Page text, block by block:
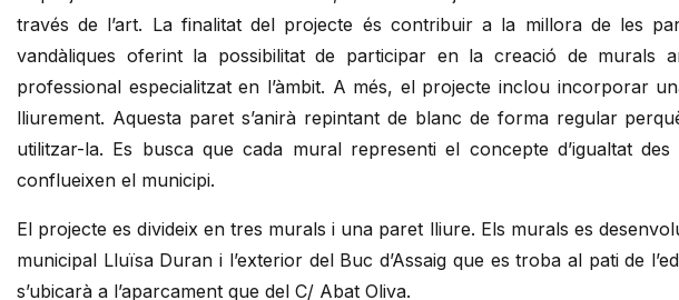
través de l’art. La finalitat del projecte és contribuir a la millora de les
vandàliques oferint la possibilitat de participar en la creació de murals
professional especialitzat en l’àmbit. A més, el projecte inclou incorporar
lliurement. Aquesta paret s’anirà repintant de blanc de forma regular
utilitzar-la. Es busca que cada mural representi el concepte d’igualtat
conflueixen el municipi.
El projecte es divideix en tres murals i una paret lliure. Els murals es
municipal Lluïsa Duran i l’exterior del Buc d’Assaig que es troba al pati de
s’ubicarà a l’aparcament que del C/ Abat Oliva.